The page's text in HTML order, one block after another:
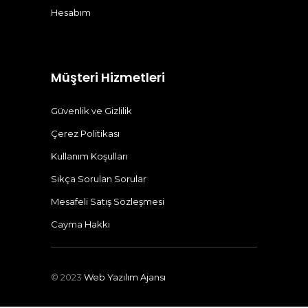
Hesabım
Müşteri Hizmetleri
Güvenlik ve Gizlilik
Çerez Politikası
Kullanım Koşulları
Sıkça Sorulan Sorular
Mesafeli Satış Sözleşmesi
Cayma Hakkı
© 2023 Web Yazılım Ajansı